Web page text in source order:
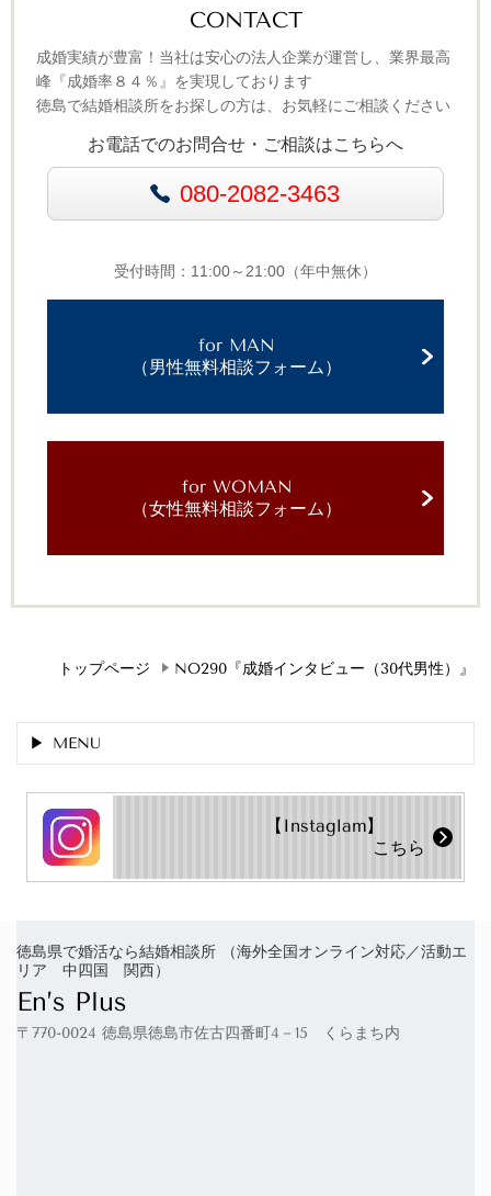
CONTACT
成婚実績が豊富！当社は安心の法人企業が運営し、業界最高
峰『成婚率８４％』を実現しております
徳島で結婚相談所をお探しの方は、お気軽にご相談ください
お電話でのお問合せ・ご相談はこちらへ
080-2082-3463
受付時間：11:00～21:00（年中無休）
for MAN
（男性無料相談フォーム）
for WOMAN
（女性無料相談フォーム）
トップページ NO290『成婚インタビュー（30代男性）』
MENU
【Instaglam】
こちら
徳島県で婚活なら結婚相談所 （海外全国オンライン対応／活動エ
リア 中四国 関西）
En’s Plus
〒770-0024 徳島県徳島市佐古四番町4－15 くらまち内